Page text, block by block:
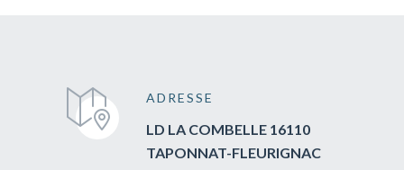
ADRESSE
LD LA COMBELLE 16110
TAPONNAT-FLEURIGNAC